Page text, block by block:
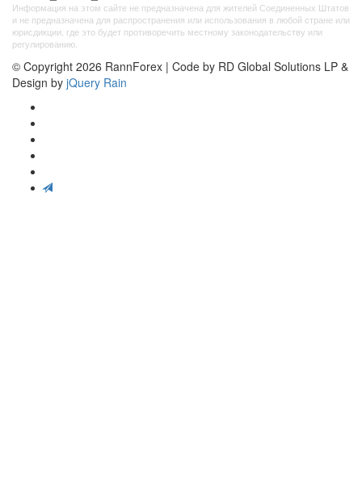
Информация на этом сайте не предназначена для жителей Соединенных Штатов
и не предназначена для распространения или использования в любой стране или
юрисдикции, где это будет противоречить местному законодательству или
регулированию.
© Copyright 2026 RannForex | Code by RD Global Solutions LP &
Design by jQuery Rain